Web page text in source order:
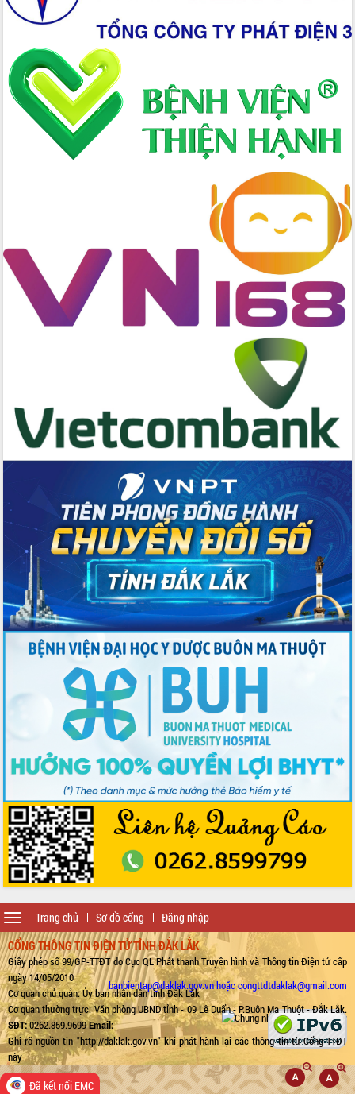
Trang chủ Sơ đồ cổng Đăng nhập
Toggle
navigation
CỔNG THÔNG TIN ĐIỆN TỬ TỈNH ĐẮK LẮK
Giấy phép số 99/GP-TTĐT do Cục QL Phát thanh Truyền hình và Thông tin Điện tử cấp
ngày 14/05/2010
Cơ quan chủ quản: Ủy ban nhân dân tỉnh Đắk Lắk
Cơ quan thường trực: Văn phòng UBND tỉnh - 09 Lê Duẩn - P.Buôn Ma Thuột - Đắk Lắk.
SĐT:0262.859.9699Email:
banbientap@daklak.gov.vn hoặc congttdtdaklak@gmail.com
Ghi rõ nguồn tin "http://daklak.gov.vn" khi phát hành lại các thông tin từ Cổng TTĐT
này
Đã kết nối EMC